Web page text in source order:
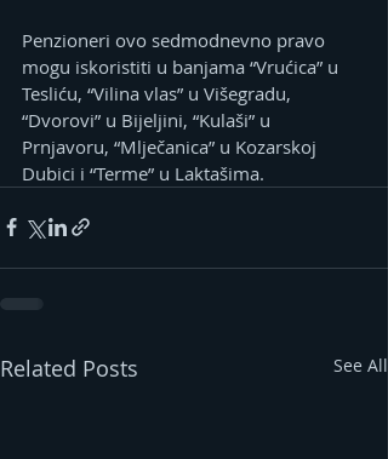
Penzioneri ovo sedmodnevno pravo
mogu iskoristiti u banjama “Vrućica” u
Tesliću, “Vilina vlas” u Višegradu,
“Dvorovi” u Bijeljini, “Kulaši” u
Prnjavoru, “Mlječanica” u Kozarskoj
Dubici i “Terme” u Laktašima.
Related Posts See All